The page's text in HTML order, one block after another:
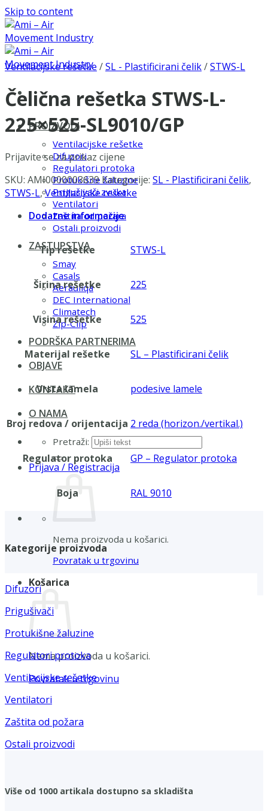
Skip to content
PROIZVODI
Ventilacijske rešetke
Difuzori
Regulatori protoka
Protukišne žaluzine
Prigušivači zvuka
Ventilatori
Zaštita od požara
Ostali proizvodi
ZASTUPSTVA
Smay
Casals
Aerauliqa
DEC International
Climatech
Zip-Clip
PODRŠKA PARTNERIMA
OBJAVE
KONTAKT
O NAMA
Pretraži:
Prijava / Registracija
Nema proizvoda u košarici.
Povratak u trgovinu
Košarica
Nema proizvoda u košarici.
Povratak u trgovinu
Ventilacijske rešetke /SL - Plastificirani čelik/STWS-L
Čelična rešetka STWS-L-
225×525-SL9010/GP
Prijavite se za prikaz cijene
SKU: AMI0000003639 Kategorije: SL - Plastificirani čelik,
STWS-L,Ventilacijske rešetke
Dodatne informacije
Tip rešetke STWS-L
Širina rešetke 225
Visina rešetke 525
Materijal rešetke SL – Plastificirani čelik
Vrsta lamela podesive lamele
Broj redova / orijentacija 2 reda (horizon./vertikal.)
Regulator protoka GP – Regulator protoka
Boja RAL 9010
Kategorije proizvoda
Difuzori
Prigušivači
Protukišne žaluzine
Regulatori protoka
Ventilacijske rešetke
Ventilatori
Zaštita od požara
Ostali proizvodi
Više od 1000 artikala dostupno sa skladišta